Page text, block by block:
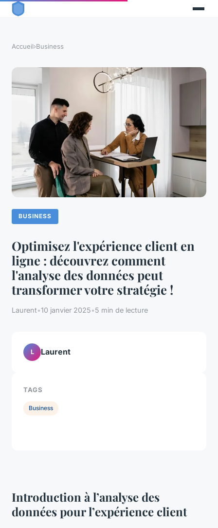
Accueil›Business
BUSINESS
Optimisez l'expérience client en
ligne : découvrez comment
l'analyse des données peut
transformer votre stratégie !
Laurent•10 janvier 2025•5 min de lecture
Introduction à l’analyse des
données pour l’expérience client
L Laurent
TAGS
Business